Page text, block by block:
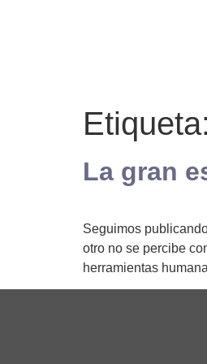
Etiqueta:
La gran
Seguimos
otro no se percibe
herramientas